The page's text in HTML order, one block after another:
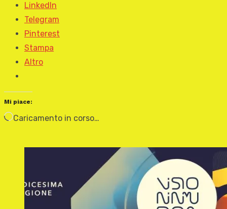
LinkedIn
Telegram
Pinterest
Stampa
Altro
Mi piace:
Caricamento in corso…